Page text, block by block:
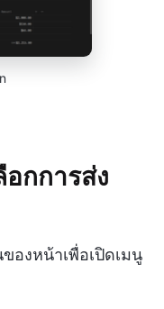
กการส่ง
องหน้าเพื่อเปิดเมนู